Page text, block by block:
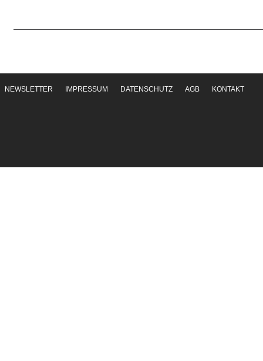
NEWSLETTER IMPRESSUM DATENSCHUTZ AGB KONTAKT